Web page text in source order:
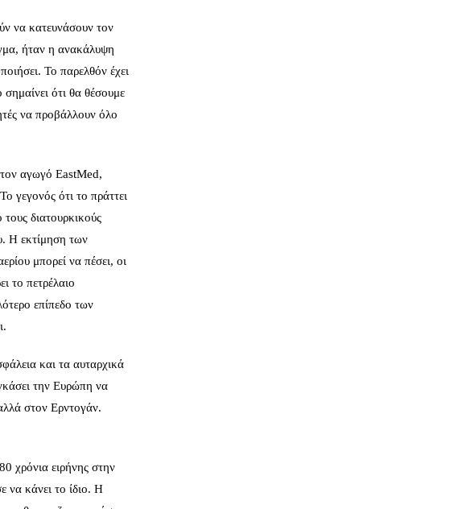
να κατευνάσουν τον
ήταν η ανακάλυψη
Το παρελθόν έχει
ότι θα θέσουμε
να προβάλλουν όλο
τον αγωγό EastMed,
γεγονός ότι το πράττει
διατουρκικούς
Η εκτίμηση των
μπορεί να πέσει, οι
το πετρέλαιο
επίπεδο των
και τα αυταρχικά
την Ευρώπη να
στον Ερντογάν.
χρόνια ειρήνης στην
να κάνει το ίδιο. Η